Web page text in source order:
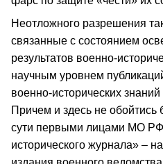
Неотложного разрешения
связанные с состоянием
результатов военно-
научным уровнем
военно-исторических
Причем и здесь не обойтись
сути первыми лицами МО
исторического журнала» –